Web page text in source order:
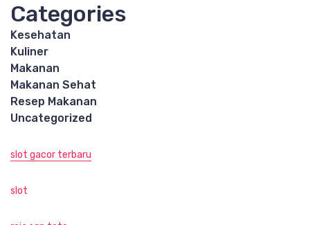
Categories
Kesehatan
Kuliner
Makanan
Makanan Sehat
Resep Makanan
Uncategorized
slot gacor terbaru
slot